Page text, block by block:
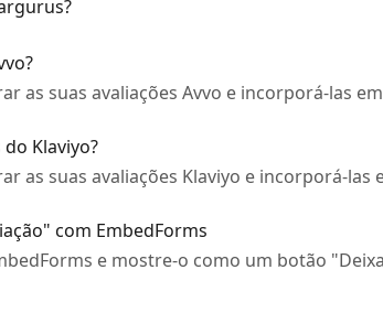
as suas avaliações Avvo e incorporá-las
Klaviyo?
as suas avaliações Klaviyo e incorporá-las
com EmbedForms
e mostre-o como um botão